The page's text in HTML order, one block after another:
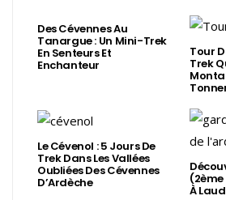
Des Cévennes Au
Tanargue : Un Mini-Trek
En Senteurs Et
Enchanteur
Tour
Trek
Le Cévenol : 5 Jours De
Trek Dans Les Vallées
Oubliées Des Cévennes
D’Ardèche (2ème
À